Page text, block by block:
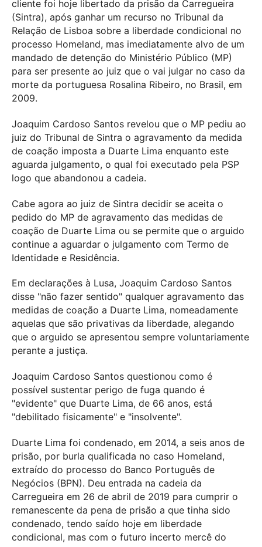
cliente foi hoje libertado da prisão da Carregueira
(Sintra), após ganhar um recurso no Tribunal da
Relação de Lisboa sobre a liberdade condicional no
processo Homeland, mas imediatamente alvo de um
mandado de detenção do Ministério Público (MP)
para ser presente ao juiz que o vai julgar no caso da
morte da portuguesa Rosalina Ribeiro, no Brasil, em
2009.
Joaquim Cardoso Santos revelou que o MP pediu ao
juiz do Tribunal de Sintra o agravamento da medida
de coação imposta a Duarte Lima enquanto este
aguarda julgamento, o qual foi executado pela PSP
logo que abandonou a cadeia.
Cabe agora ao juiz de Sintra decidir se aceita o
pedido do MP de agravamento das medidas de
coação de Duarte Lima ou se permite que o arguido
continue a aguardar o julgamento com Termo de
Identidade e Residência.
Em declarações à Lusa, Joaquim Cardoso Santos
disse "não fazer sentido" qualquer agravamento das
medidas de coação a Duarte Lima, nomeadamente
aquelas que são privativas da liberdade, alegando
que o arguido se apresentou sempre voluntariamente
perante a justiça.
Joaquim Cardoso Santos questionou como é
possível sustentar perigo de fuga quando é
"evidente" que Duarte Lima, de 66 anos, está
"debilitado fisicamente" e "insolvente".
Duarte Lima foi condenado, em 2014, a seis anos de
prisão, por burla qualificada no caso Homeland,
extraído do processo do Banco Português de
Negócios (BPN). Deu entrada na cadeia da
Carregueira em 26 de abril de 2019 para cumprir o
remanescente da pena de prisão a que tinha sido
condenado, tendo saído hoje em liberdade
condicional, mas com o futuro incerto mercê do